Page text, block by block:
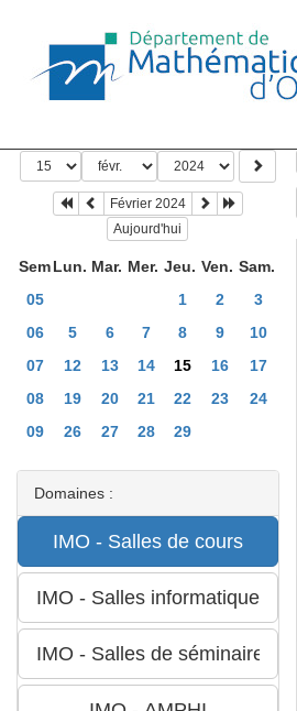
Février 2024
Aujourd'hui
SemLun. Mar. Mer. Jeu. Ven. Sam.
05
1 2
3
06
5 6 7 8 9
10
07
12 13 14 15 16
17
08
19 20 21 22 23
24
09
26 27 28 29
Domaines :